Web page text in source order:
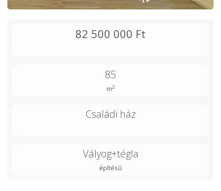
82 500 000 Ft
85
m2
Családi ház
Vályog+tégla
építésű